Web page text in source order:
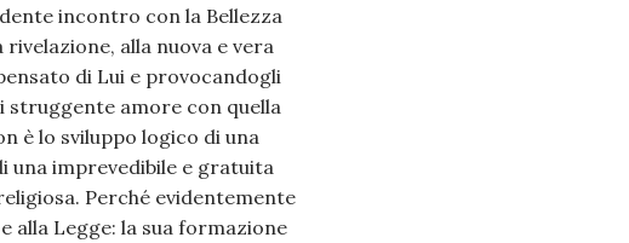
incontro con la Bellezza
alla nuova e vera
di Lui e provocandogli
struggente amore con quella
è lo sviluppo logico di una
una imprevedibile e gratuita
Perché evidentemente
alla Legge: la sua formazione